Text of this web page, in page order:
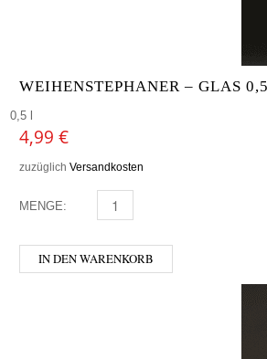
WEIHENSTEPHANER – GLAS 0,5
0,5 l
4,99 €
zuzüglich Versandkosten
MENGE: WEIHENSTEPHANER - GLAS
IN DEN WARENKORB